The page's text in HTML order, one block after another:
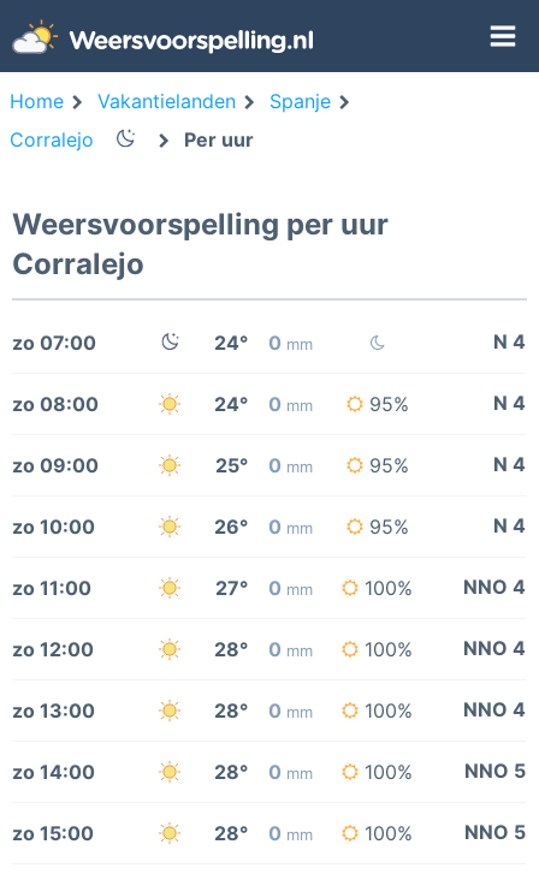
Home Vakantielanden
Spanje
Corralejo
Per uur
Weersvoorspelling per uur
Corralejo
zo 07:00 24° 0 mm N 4
zo 08:00 24° 0 mm 95% N 4
zo 09:00 25° 0 mm 95% N 4
zo 10:00 26° 0 mm 95% N 4
zo 11:00 27° 0 mm 100% NNO 4
zo 12:00 28° 0 mm 100% NNO 4
zo 13:00 28° 0 mm 100% NNO 4
zo 14:00 28° 0 mm 100% NNO 5
zo 15:00 28° 0 mm 100% NNO 5